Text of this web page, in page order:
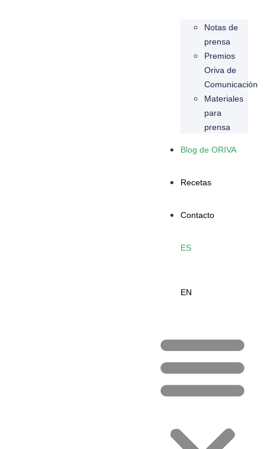
Notas de
prensa
Premios
Oriva de
Comunicación
Materiales
para
prensa
Blog de ORIVA
Recetas
Contacto
ES
EN